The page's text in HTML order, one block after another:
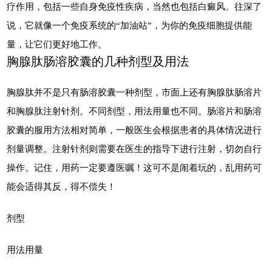
疗作用，包括一些自身免疫性疾病，当然也包括白癜风。往深了
说，它就像一个免疫系统的“加油站”，为你的免疫细胞提供能
量，让它们更好地工作。
胸腺肽肠溶胶囊的几种剂型及用法
胸腺肽并不是只有肠溶胶囊一种剂型，市面上还有胸腺肽肠溶片
和胸腺肽注射针剂。不同剂型，用法用量也不同。肠溶片和肠溶
胶囊的服用方法相对简单，一般医生会根据患者的具体情况进行
剂量调整。注射针剂则需要在医生的指导下进行注射，切勿自行
操作。记住，用药一定要遵医嘱！这可不是闹着玩的，乱用药可
能会适得其反，得不偿失！
剂型
用法用量